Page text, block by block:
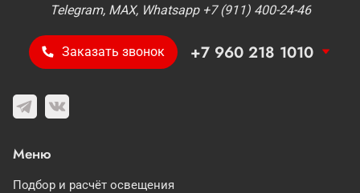
Telegram, MAX, Whatsapp +7 (911) 400-24-46
Заказать звонок +7 960 218 1010
Меню
Подбор и расчёт освещения